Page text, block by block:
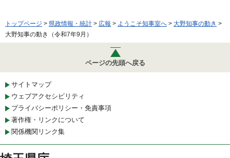
トップページ > 県政情報・統計 > 広報 > ようこそ知事室へ > 大野知事の動き >
大野知事の動き（令和7年9月）
ページの先頭へ戻る
サイトマップ
ウェブアクセシビリティ
プライバシーポリシー・免責事項
著作権・リンクについて
関係機関リンク集